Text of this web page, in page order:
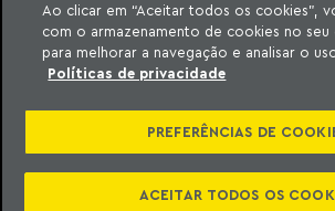
Ⓒ MACHADO, MEYER,
ADVOGADOS 2025
TODOS OS DIREITOS
Ao clicar em “Aceitar todos os cookies”,
com o armazenamento de cookies no seu
para melhorar a navegação e analisar o
Políticas de privacidade
PREFERÊNCIAS DE
ACEITAR TODOS OS